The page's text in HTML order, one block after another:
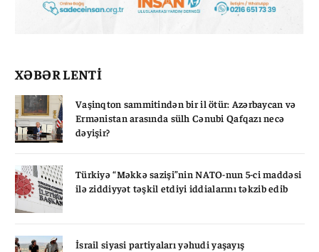
XƏBƏR LENTİ
Vaşinqton sammitindən bir il ötür: Azərbaycan və
Ermənistan arasında sülh Cənubi Qafqazı necə
dəyişir?
Türkiyə “Məkkə sazişi”nin NATO-nun 5-ci maddəsi
ilə ziddiyyət təşkil etdiyi iddialarını təkzib edib
İsrail siyasi partiyaları yəhudi yaşayış